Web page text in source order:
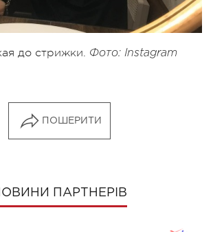
до стрижки. Фото: Instagram
ПОШЕРИТИ
ПАРТНЕРІВ